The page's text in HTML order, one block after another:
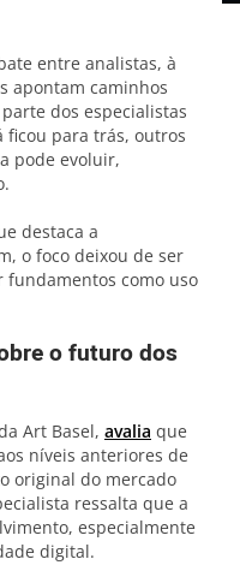
entre analistas, à
apontam caminhos
dos especialistas
ficou para trás, outros
pode evoluir,
destaca a
o foco deixou de ser
fundamentos como uso
o futuro dos
Art Basel, avalia que
níveis anteriores de
original do mercado
ressalta que a
especialmente
digital.